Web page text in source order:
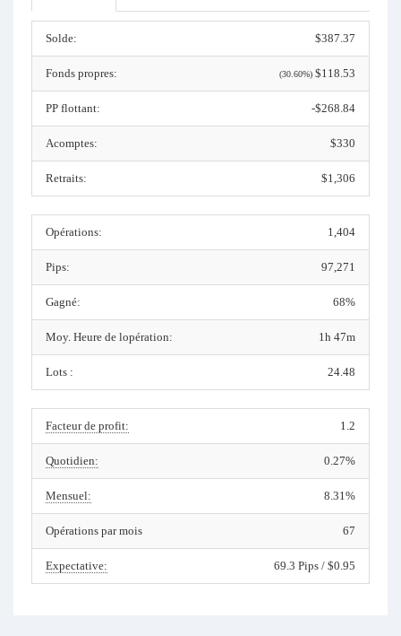
Solde: $387.37
Fonds propres: (30.60%) $118.53
PP flottant: -$268.84
Acomptes: $330
Retraits: $1,306
Opérations: 1,404
Pips: 97,271
Gagné: 68%
Moy. Heure de lopération: 1h 47m
Lots : 24.48
Facteur de profit: 1.2
Quotidien: 0.27%
Mensuel: 8.31%
Opérations par mois 67
Expectative: 69.3 Pips / $0.95